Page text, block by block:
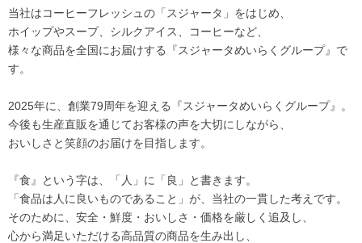
当社はコーヒーフレッシュの「スジャータ」をはじめ、
ホイップやスープ、シルクアイス、コーヒーなど、
様々な商品を全国にお届けする『スジャータめいらくグループ』で
す。
2025年に、創業79周年を迎える『スジャータめいらくグループ』。
今後も生産直販を通じてお客様の声を大切にしながら、
おいしさと笑顔のお届けを目指します。
『食』という字は、「人」に「良」と書きます。
「食品は人に良いものであること」が、当社の一貫した考えです。
そのために、安全・鮮度・おいしさ・価格を厳しく追及し、
心から満足いただける高品質の商品を生み出し、